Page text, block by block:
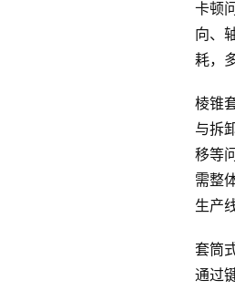
卡顿
向、
耗，
棱锥
与拆
移等
需整
生产
套筒
通过